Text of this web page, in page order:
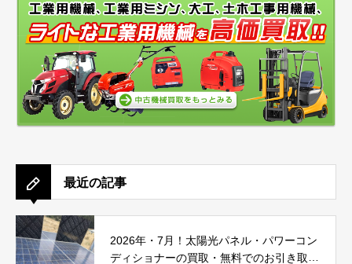
最近の記事
2026年・7月！太陽光パネル・パワーコン
ディショナーの買取・無料でのお引き取り